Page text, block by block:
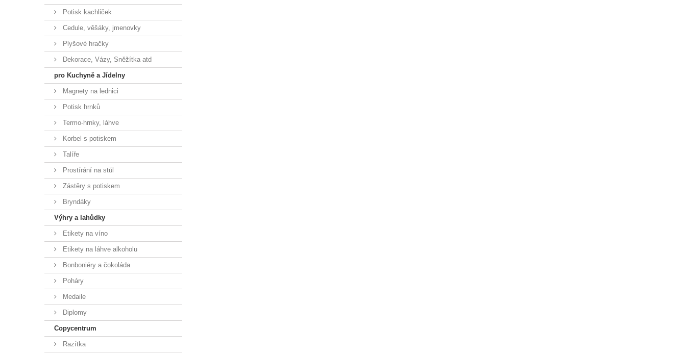
Potisk kachliček
Cedule, věšáky, jmenovky
Plyšové hračky
Dekorace, Vázy, Sněžítka atd
pro Kuchyně a Jídelny
Magnety na lednici
Potisk hrnků
Termo-hrnky, láhve
Korbel s potiskem
Talíře
Prostírání na stůl
Zástěry s potiskem
Bryndáky
Výhry a lahůdky
Etikety na víno
Etikety na láhve alkoholu
Bonboniéry a čokoláda
Poháry
Medaile
Diplomy
Copycentrum
Razítka